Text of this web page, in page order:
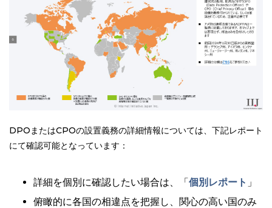
DPOまたはCPOの設置義務の詳細情報については、下記レポート
にて確認可能となっています：
詳細を個別に確認したい場合は、「個別レポート 」
俯瞰的に各国の相違点を把握し、関心の高い国のみ